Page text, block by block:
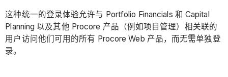
这种统一的登录体验允许与 Portfolio Financials 和 Capital
Planning 以及其他 Procore 产品（例如项目管理）相关联的
用户访问他们可用的所有 Procore Web 产品，而无需单独登
录。